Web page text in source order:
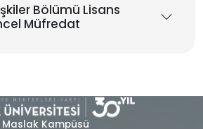
Bölümü Lisans
Müfredat
Maslak Kampüsü